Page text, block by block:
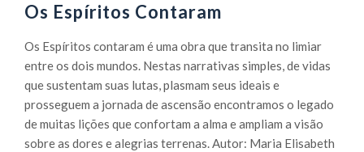
Os Espíritos Contaram
Os Espíritos contaram é uma obra que transita no limiar
entre os dois mundos. Nestas narrativas simples, de vidas
que sustentam suas lutas, plasmam seus ideais e
prosseguem a jornada de ascensão encontramos o legado
de muitas lições que confortam a alma e ampliam a visão
sobre as dores e alegrias terrenas. Autor: Maria Elisabeth